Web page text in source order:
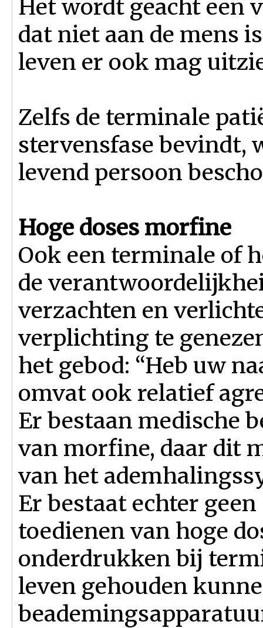
Het wordt geacht een
dat niet aan de mens
leven er ook mag
Zelfs de terminale
stervensfase bevindt,
levend persoon
Hoge doses morfine
Ook een terminale of
de
verzachten en
verplichting te
het gebod: “Heb uw
omvat ook relatief
Er bestaan medische
van morfine, daar dit
van het
Er bestaat echter
toedienen van hoge
onderdrukken bij
leven gehouden